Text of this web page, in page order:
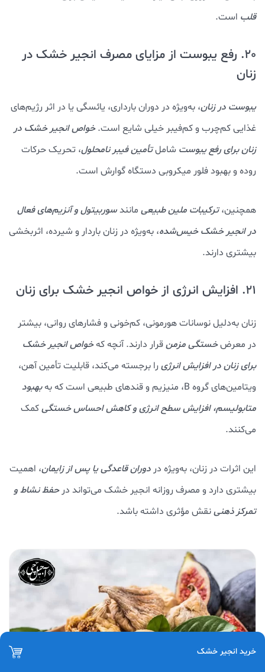
قلب است.
20. رفع یبوست از مزایای مصرف انجیر خشک در
زنان
یبوست در زنان، به‌ویژه در دوران بارداری، یائسگی یا در اثر رژیم‌های
غذایی کم‌چرب و کم‌فیبر خیلی شایع است.خواص انجیر خشک در
زنان برای رفع یبوست شاملتأمین فیبر نامحلول، تحریک حرکات
روده و بهبود فلور میکروبی دستگاه گوارش است.
همچنین،ترکیبات ملین طبیعی مانندسوربیتول و آنزیم‌های فعال
در انجیر خشک خیس‌شده، به‌ویژه در زنان باردار و شیرده، اثربخشی
بیشتری دارند.
21. افزایش انرژی از خواص انجیر خشک برای زنان
زنان به‌دلیل نوسانات هورمونی، کم‌خونی و فشارهای روانی، بیشتر
در معرضخستگی مزمنقرار دارند. آنچه کهخواص انجیر خشک
برای زنان در افزایش انرژی را برجسته می‌کند، قابلیت تأمین آهن،
ویتامین‌های گروه B، منیزیم و قندهای طبیعی است که به
بهبود
متابولیسم، افزایش سطح انرژی و کاهش احساس خستگیکمک
می‌کنند.
این اثرات در زنان، به‌ویژه در دوران قاعدگی یا پس از زایمان، اهمیت
بیشتری دارد و مصرف روزانه انجیر خشک می‌تواند درحفظ نشاط و
تمرکز ذهنینقش مؤثری داشته باشد.
خرید انجیر خشک